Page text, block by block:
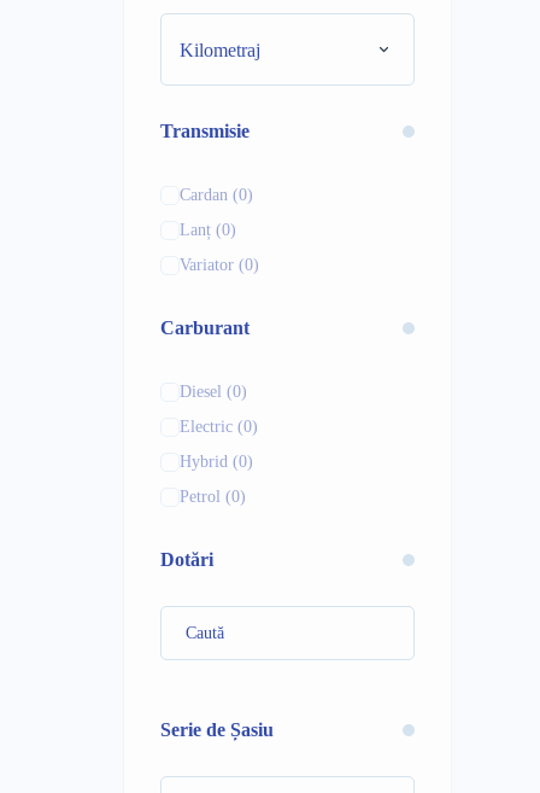
Kilometraj
Transmisie
Cardan (0)
Lanț (0)
Variator (0)
Carburant
Diesel (0)
Electric (0)
Hybrid (0)
Petrol (0)
Dotări
Serie de Șasiu